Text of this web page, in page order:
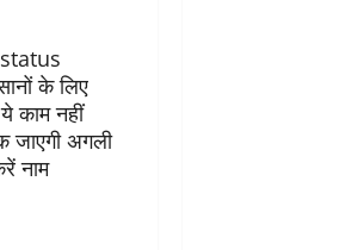
के लिए
काम नहीं
जाएगी अगली
नाम